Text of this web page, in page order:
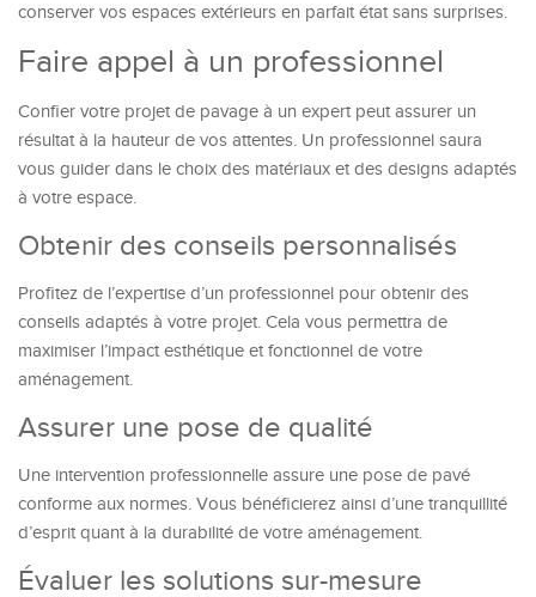
conserver vos espaces extérieurs en parfait état sans surprises.
Faire appel à un professionnel
Confier votre projet de pavage à un expert peut assurer un
résultat à la hauteur de vos attentes. Un professionnel saura
vous guider dans le choix des matériaux et des designs adaptés
à votre espace.
Obtenir des conseils personnalisés
Profitez de l’expertise d’un professionnel pour obtenir des
conseils adaptés à votre projet. Cela vous permettra de
maximiser l’impact esthétique et fonctionnel de votre
aménagement.
Assurer une pose de qualité
Une intervention professionnelle assure une pose de pavé
conforme aux normes. Vous bénéficierez ainsi d’une tranquillité
d’esprit quant à la durabilité de votre aménagement.
Évaluer les solutions sur-mesure